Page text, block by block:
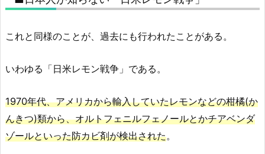
これと同様のことが、過去にも行われたことがある。
いわゆる「日米レモン戦争」である。
1970年代、アメリカから輸入していたレモンなどの柑橘(か
んきつ)類から、オルトフェニルフェノールとかチアベンダ
ゾールといった防カビ剤が検出された。